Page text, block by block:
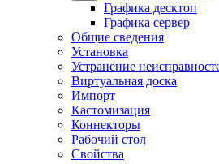
Графика десктоп
Графика сервер
Общие сведения
Установка
Устранение
Виртуальная доска
Импорт
Кастомизация
Коннекторы
Рабочий стол
Свойства